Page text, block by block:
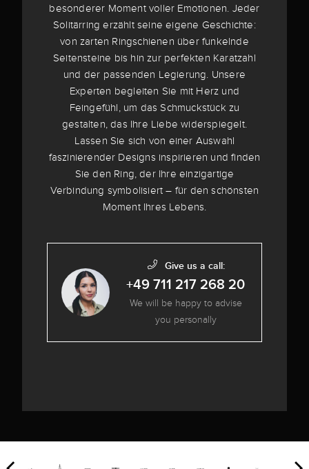
besonderer Moment voller Emotionen. Jeder
Solitärring erzählt seine eigene Geschichte:
von zarten Ringschienen über funkelnde
Seitensteine bis hin zur perfekten Karatzahl
und der passenden Legierung. Unsere
Experten begleiten Sie mit Herz und
Feingefühl, um das Schmuckstück zu
gestalten, das Ihre Liebe widerspiegelt.
Lassen Sie sich von einer Auswahl
faszinierender Designs inspirieren und finden
Sie den Ring, der Ihre einzigartige
Verbindung symbolisiert – für den schönsten
Moment Ihres Lebens.
Give us a call:
+49 711 217 268 20
We will be happy to advise
you personally